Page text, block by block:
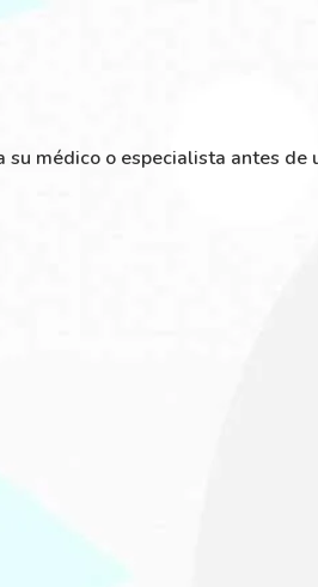
su médico o especialista antes de